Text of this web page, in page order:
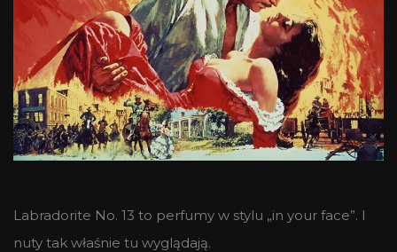
Labradorite No. 13 to perfumy w stylu „in your face”. I
nuty tak właśnie tu wyglądają.